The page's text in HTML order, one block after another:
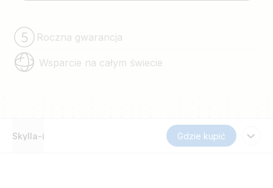
Roczna gwarancja
Wsparcie na całym świecie
Skylla-i Gdzie kupić